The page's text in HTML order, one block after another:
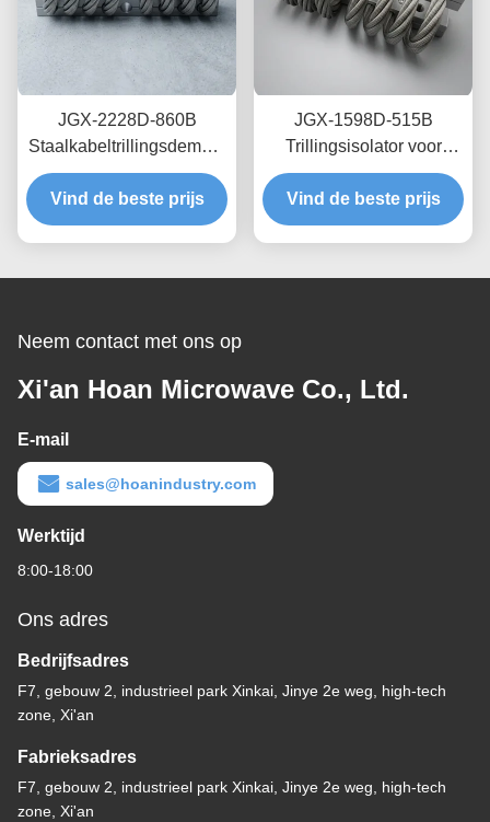
JGX-2228D-860B
Staalkabeltrillingsdemper
Snel Prototypen Snelle
Montage Aanpasbare
Schokdemper
Vind de beste prijs
JGX-1598D-515B
Trillingsisolator voor
draadtouw met
schaalbare laadcapaciteit
en structuurgebaseerde
Vind de beste prijs
Neem contact met ons op
Xi'an Hoan Microwave Co., Ltd.
E-mail
sales@hoanindustry.com
Werktijd
8:00-18:00
Ons adres
Bedrijfsadres
F7, gebouw 2, industrieel park Xinkai, Jinye 2e weg, high-tech
zone, Xi'an
Fabrieksadres
F7, gebouw 2, industrieel park Xinkai, Jinye 2e weg, high-tech
zone, Xi'an